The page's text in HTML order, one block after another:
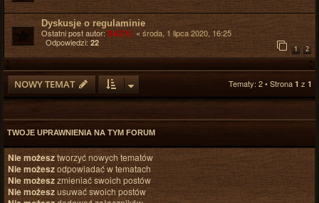
Dyskusje o regulaminie
Ostatni post autor: BAZYL « środa, 1 lipca 2020, 16:25
Odpowiedzi: 22
1 2
NOWY TEMAT Tematy: 2 • Strona 1 z 1
TWOJE UPRAWNIENIA NA TYM FORUM
Nie możesztworzyć nowych tematów
Nie możeszodpowiadać w tematach
Nie możeszzmieniać swoich postów
Nie możeszusuwać swoich postów